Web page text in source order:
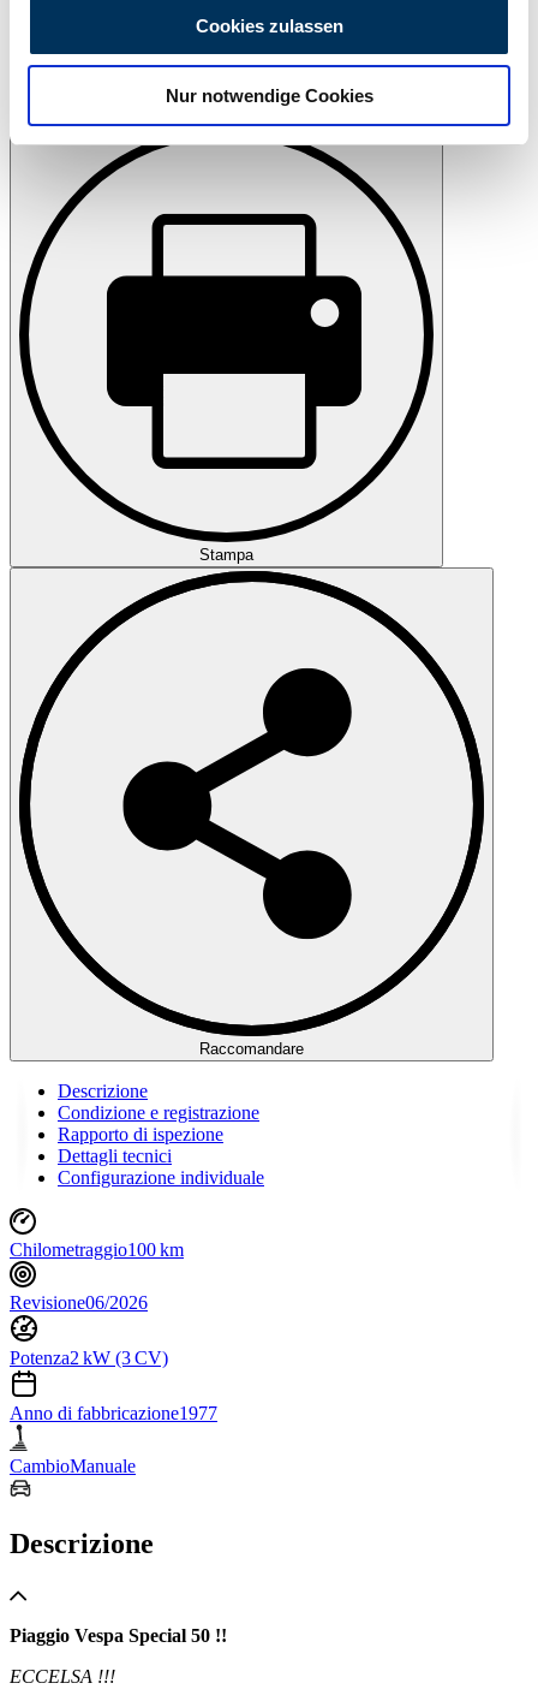
analysieren. Außerdem geben wir Informationen zu Ihrer
Verwendung unserer Website an unsere Partner für
soziale Medien, Werbung und Analysen weiter. Unsere
Partner führen diese Informationen möglicherweise mit
weiteren Daten zusammen, die Sie ihnen bereitgestellt
haben oder die sie im Rahmen Ihrer Nutzung der Dienste
gesammelt haben.
Cookies zulassen
Nur notwendige Cookies
Stampa
Raccomandare
Descrizione
Condizione e registrazione
Rapporto di ispezione
Dettagli tecnici
Configurazione individuale
Chilometraggio100 km
Revisione06/2026
Potenza2 kW (3 CV)
Anno di fabbricazione1977
CambioManuale
Descrizione
Piaggio Vespa Special 50 !!
ECCELSA !!!